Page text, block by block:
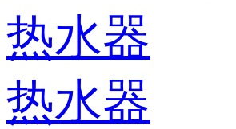
热水器
热水器